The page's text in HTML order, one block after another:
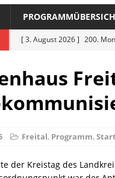
[ 3. August 2026 ] 200.
[ 27. Juli 2026 ]
[ 27. Juli 2026 ] Herzliche
Freital, Programm,
der Kreistag des